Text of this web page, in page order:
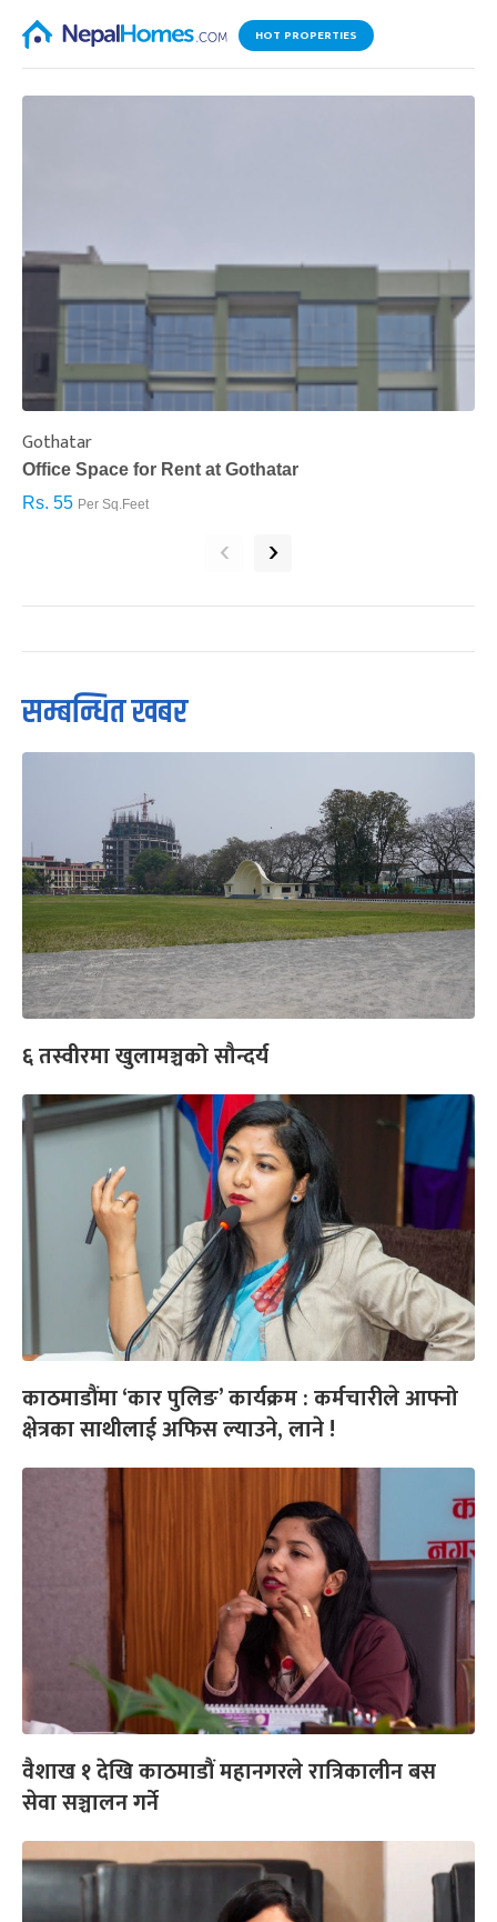
HOT PROPERTIES
Gothatar
Office Space for Rent at Gothatar
Rs. 55 Per Sq.Feet
‹ ›
सम्बन्धित खबर
६ तस्वीरमा खुलामञ्चको सौन्दर्य
काठमाडौंमा ‘कार पुलिङ’ कार्यक्रम : कर्मचारीले आफ्नो
क्षेत्रका साथीलाई अफिस ल्याउने, लाने !
वैशाख १ देखि काठमाडौं महानगरले रात्रिकालीन बस
सेवा सञ्चालन गर्ने